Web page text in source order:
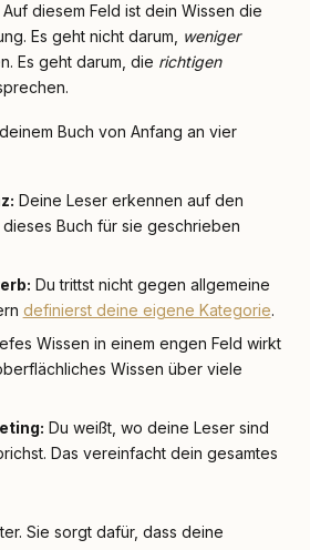
diesem Feld ist dein Wissen die
Es geht nicht darum, weniger
Es geht darum, die richtigen
Buch von Anfang an vier
Deine Leser erkennen auf den
Buch für sie geschrieben
Du trittst nicht gegen allgemeine
definierst deine eigene Kategorie.
Wissen in einem engen Feld wirkt
Wissen über viele
Du weißt, wo deine Leser sind
Das vereinfacht dein gesamtes
Sie sorgt dafür, dass deine